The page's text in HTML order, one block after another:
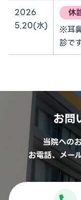
2026
5.20(水)
休
※耳
診で
お問
当院への
お電話、メー